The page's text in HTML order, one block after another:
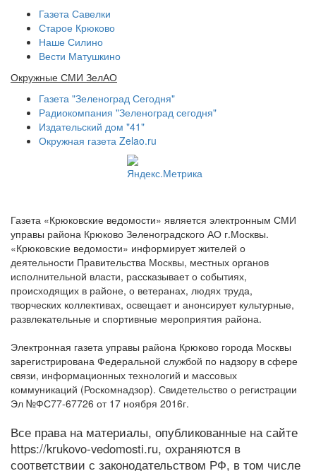
Газета Савелки
Старое Крюково
Наше Силино
Вести Матушкино
Окружные СМИ ЗелАО
Газета "Зеленоград Сегодня"
Радиокомпания "Зеленоград сегодня"
Издательский дом "41"
Окружная газета Zelao.ru
Газета «Крюковские ведомости» является электронным СМИ
управы района Крюково Зеленоградского АО г.Москвы.
«Крюковские ведомости» информирует жителей о
деятельности Правительства Москвы, местных органов
исполнительной власти, рассказывает о событиях,
происходящих в районе, о ветеранах, людях труда,
творческих коллективах, освещает и анонсирует культурные,
развлекательные и спортивные мероприятия района.
Электронная газета управы района Крюково города Москвы
зарегистрирована Федеральной службой по надзору в сфере
связи, информационных технологий и массовых
коммуникаций (Роскомнадзор). Свидетельство о регистрации
Эл №ФС77-67726 от 17 ноября 2016г.
Все права на материалы, опубликованные на сайте
https://krukovo-vedomosti.ru, охраняются в
соответствии с законодательством РФ, в том числе